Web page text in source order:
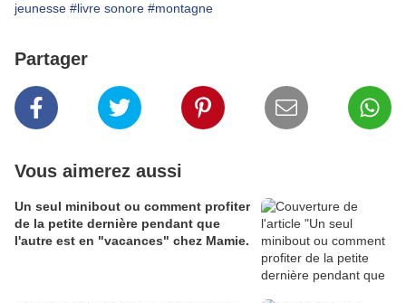
jeunesse #livre sonore #montagne
Partager
Vous aimerez aussi
Un seul minibout ou comment profiter
de la petite dernière pendant que
l'autre est en "vacances" chez Mamie.